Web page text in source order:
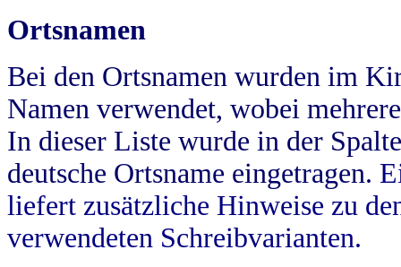
Ortsnamen
Bei den Ortsnamen wurden im
Namen verwendet, wobei
In dieser Liste wurde in der
deutsche Ortsname eingetragen.
liefert zusätzliche Hinweise zu
verwendeten Schreibvarianten.